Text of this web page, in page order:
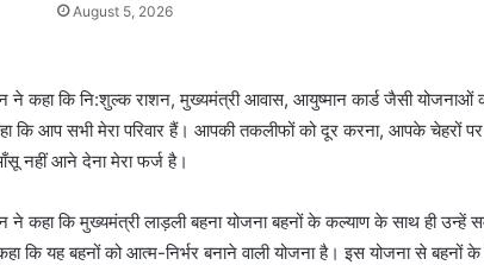
August 5, 2026
ने कहा कि नि:शुल्क राशन, मुख्यमंत्री आवास, आयुष्मान कार्ड जैसी योजनाओं
कि आप सभी मेरा परिवार हैं। आपकी तकलीफों को दूर करना, आपके चेहरों
नहीं आने देना मेरा फर्ज है।
ने कहा कि मुख्यमंत्री लाड़ली बहना योजना बहनों के कल्याण के साथ ही उन्हें
कि यह बहनों को आत्म-निर्भर बनाने वाली योजना है। इस योजना से